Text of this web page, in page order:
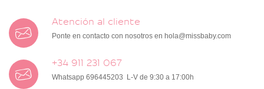
Atención al cliente
Ponte en contacto con nosotros en hola@missbaby.com
+34 911 231 067
Whatsapp 696445203 L-V de 9:30 a 17:00h